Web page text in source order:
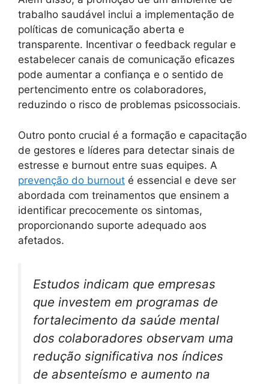
trabalho saudável inclui a implementação de
políticas de comunicação aberta e
transparente. Incentivar o feedback regular e
estabelecer canais de comunicação eficazes
pode aumentar a confiança e o sentido de
pertencimento entre os colaboradores,
reduzindo o risco de problemas psicossociais.
Outro ponto crucial é a formação e capacitação
de gestores e líderes para detectar sinais de
estresse e burnout entre suas equipes. A
prevenção do burnout é essencial e deve ser
abordada com treinamentos que ensinem a
identificar precocemente os sintomas,
proporcionando suporte adequado aos
afetados.
Estudos indicam que empresas
que investem em programas de
fortalecimento da saúde mental
dos colaboradores observam uma
redução significativa nos índices
de absenteísmo e aumento na